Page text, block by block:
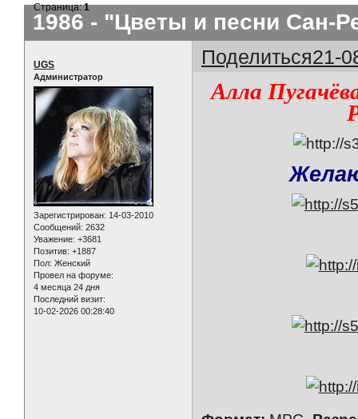
1986 - "Цветы и песни Сан-
Страница:1
Поделиться21-
UGS
Администратор
Зарегистрирован: 14-03-2010
Сообщений: 2632
Уважение: +3681
Позитив: +1887
Пол: Женский
Провел на форуме:
4 месяца 24 дня
Последний визит:
10-02-2026 00:28:40
Алла